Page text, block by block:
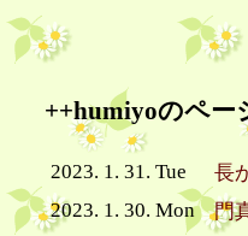
++humiyoのペー
2023. 1. 31. Tue
長
2023. 1. 30. Mon
門